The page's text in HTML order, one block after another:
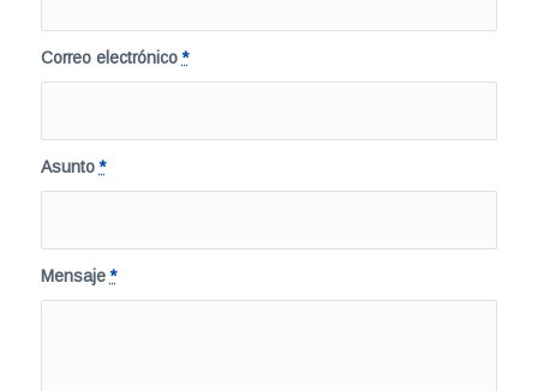
Correo electrónico*
Asunto*
Mensaje*